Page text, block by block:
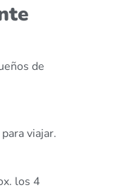
de
viajar.
los 4